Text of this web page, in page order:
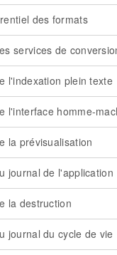
des formats
services de
l'indexation plein texte
l'interface homme-
la prévisualisation
journal de l'application
la destruction
journal du cycle de vie